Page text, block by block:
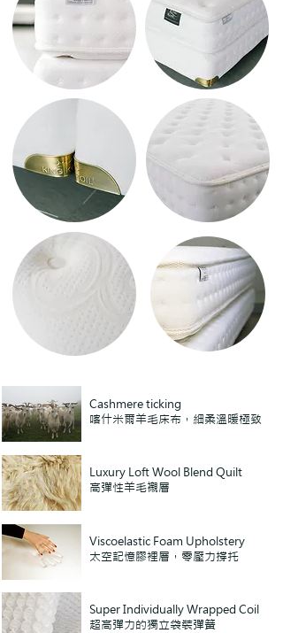
Cashmere ticking
喀什米爾羊毛床布，細柔溫暖極致
Luxury Loft Wool Blend Quilt
高彈性羊毛襯層
Viscoelastic Foam Upholstery
太空記憶膠裡層，零壓力撐托
Super Individually Wrapped Coil
超高彈力的獨立袋裝彈簧